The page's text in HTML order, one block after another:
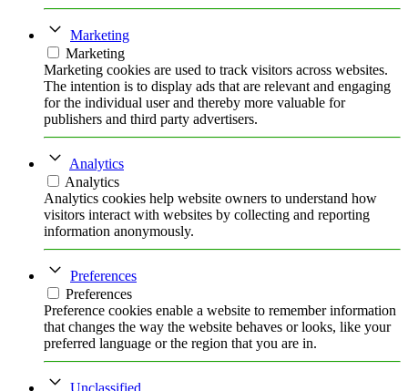
Marketing
Marketing
Marketing cookies are used to track visitors across websites.
The intention is to display ads that are relevant and engaging
for the individual user and thereby more valuable for
publishers and third party advertisers.
Analytics
Analytics
Analytics cookies help website owners to understand how
visitors interact with websites by collecting and reporting
information anonymously.
Preferences
Preferences
Preference cookies enable a website to remember information
that changes the way the website behaves or looks, like your
preferred language or the region that you are in.
Unclassified